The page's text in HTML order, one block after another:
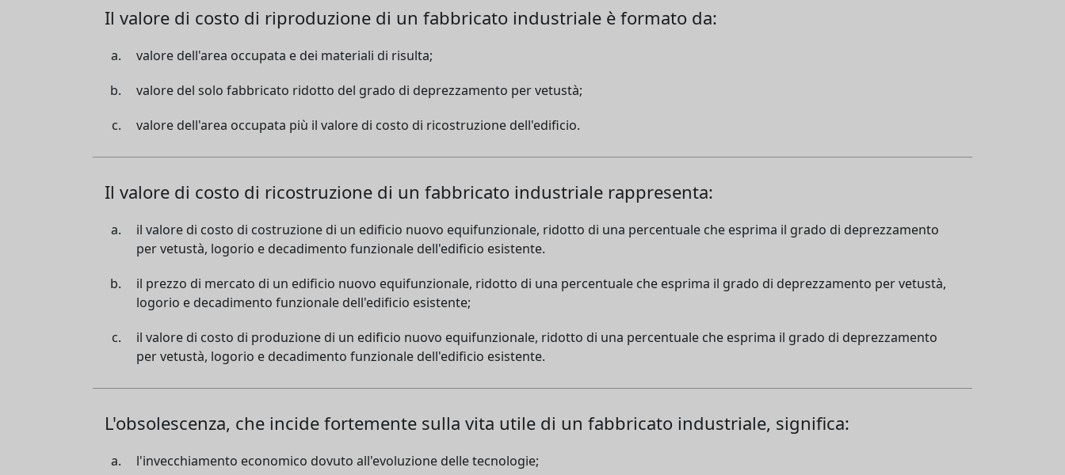
Il valore di costo di riproduzione di un fabbricato industriale è formato da:
valore dell'area occupata e dei materiali di risulta;
valore del solo fabbricato ridotto del grado di deprezzamento per vetustà;
valore dell'area occupata più il valore di costo di ricostruzione dell'edificio.
Il valore di costo di ricostruzione di un fabbricato industriale rappresenta:
il valore di costo di costruzione di un edificio nuovo equifunzionale, ridotto di una percentuale che esprima il grado di deprezzamento
per vetustà, logorio e decadimento funzionale dell'edificio esistente.
il prezzo di mercato di un edificio nuovo equifunzionale, ridotto di una percentuale che esprima il grado di deprezzamento per vetustà,
logorio e decadimento funzionale dell'edificio esistente;
il valore di costo di produzione di un edificio nuovo equifunzionale, ridotto di una percentuale che esprima il grado di deprezzamento
per vetustà, logorio e decadimento funzionale dell'edificio esistente.
L'obsolescenza, che incide fortemente sulla vita utile di un fabbricato industriale, significa:
l'invecchiamento economico dovuto all'evoluzione delle tecnologie;